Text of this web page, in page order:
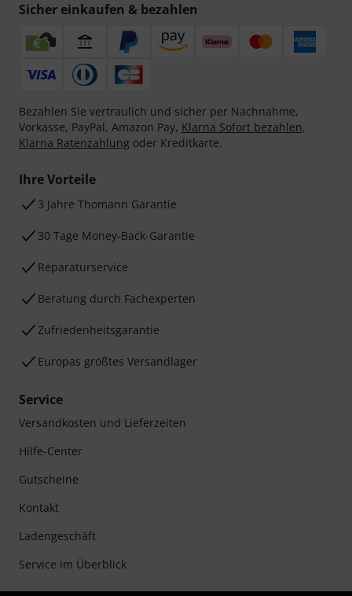
Sicher einkaufen & bezahlen
Bezahlen Sie vertraulich und sicher per Nachnahme,
Vorkasse, PayPal, Amazon Pay, Klarna Sofort bezahlen,
Klarna Ratenzahlung oder Kreditkarte.
Ihre Vorteile
3 Jahre Thomann Garantie
30 Tage Money-Back-Garantie
Reparaturservice
Beratung durch Fachexperten
Zufriedenheitsgarantie
Europas größtes Versandlager
Service
Versandkosten und Lieferzeiten
Hilfe-Center
Gutscheine
Kontakt
Ladengeschäft
Service im Überblick